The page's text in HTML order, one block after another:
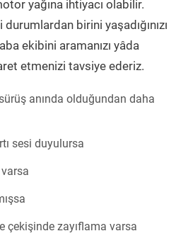
yağına ihtiyacı olabilir.
durumlardan birini yaşadığınızı
ekibini aramanızı yâda
etmenizi tavsiye ederiz.
anında olduğundan daha
sesi duyulursa
çekişinde zayıflama varsa